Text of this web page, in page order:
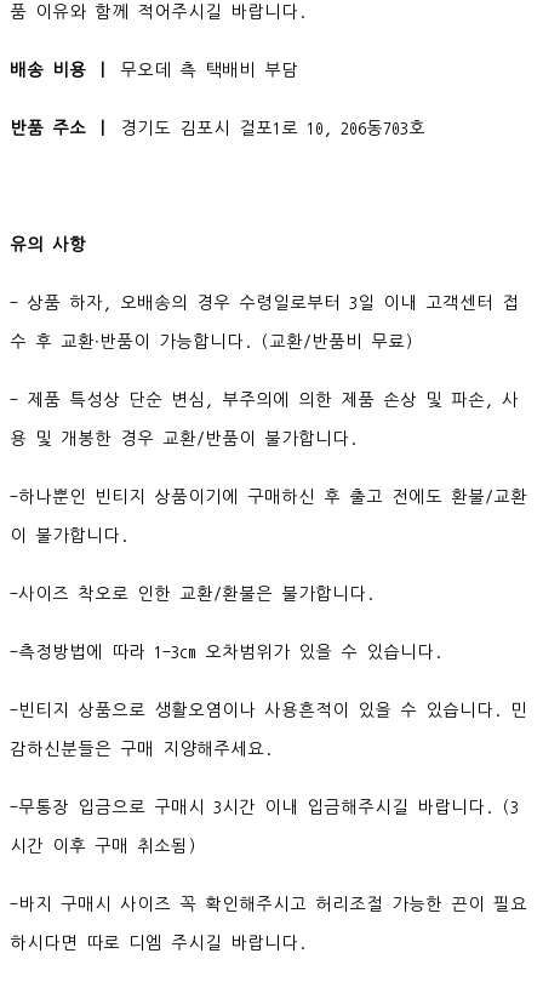
품 이유와 함께 적어주시길 바랍니다.
배송 비용 ㅣ 무오데 측 택배비 부담
반품 주소 ㅣ 경기도 김포시 걸포1로 10, 206동703호
유의 사항
- 상품 하자, 오배송의 경우 수령일로부터 3일 이내 고객센터 접
수 후 교환∙반품이 가능합니다. (교환/반품비 무료)
- 제품 특성상 단순 변심, 부주의에 의한 제품 손상 및 파손, 사
용 및 개봉한 경우 교환/반품이 불가합니다.
-하나뿐인 빈티지 상품이기에 구매하신 후 출고 전에도 환불/교환
이 불가합니다.
-사이즈 착오로 인한 교환/환불은 불가합니다.
-측정방법에 따라 1-3cm 오차범위가 있을 수 있습니다.
-빈티지 상품으로 생활오염이나 사용흔적이 있을 수 있습니다. 민
감하신분들은 구매 지양해주세요.
-무통장 입금으로 구매시 3시간 이내 입금해주시길 바랍니다. (3
시간 이후 구매 취소됨)
-바지 구매시 사이즈 꼭 확인해주시고 허리조절 가능한 끈이 필요
하시다면 따로 디엠 주시길 바랍니다.